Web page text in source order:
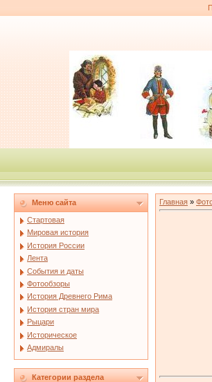
Меню сайта
Стартовая
Мировая история
История России
Лента
События и даты
Фотообзоры
История Древнего Рима
История стран мира
Рыцари
Историческое
Адмиралы
Категории раздела
Главная »